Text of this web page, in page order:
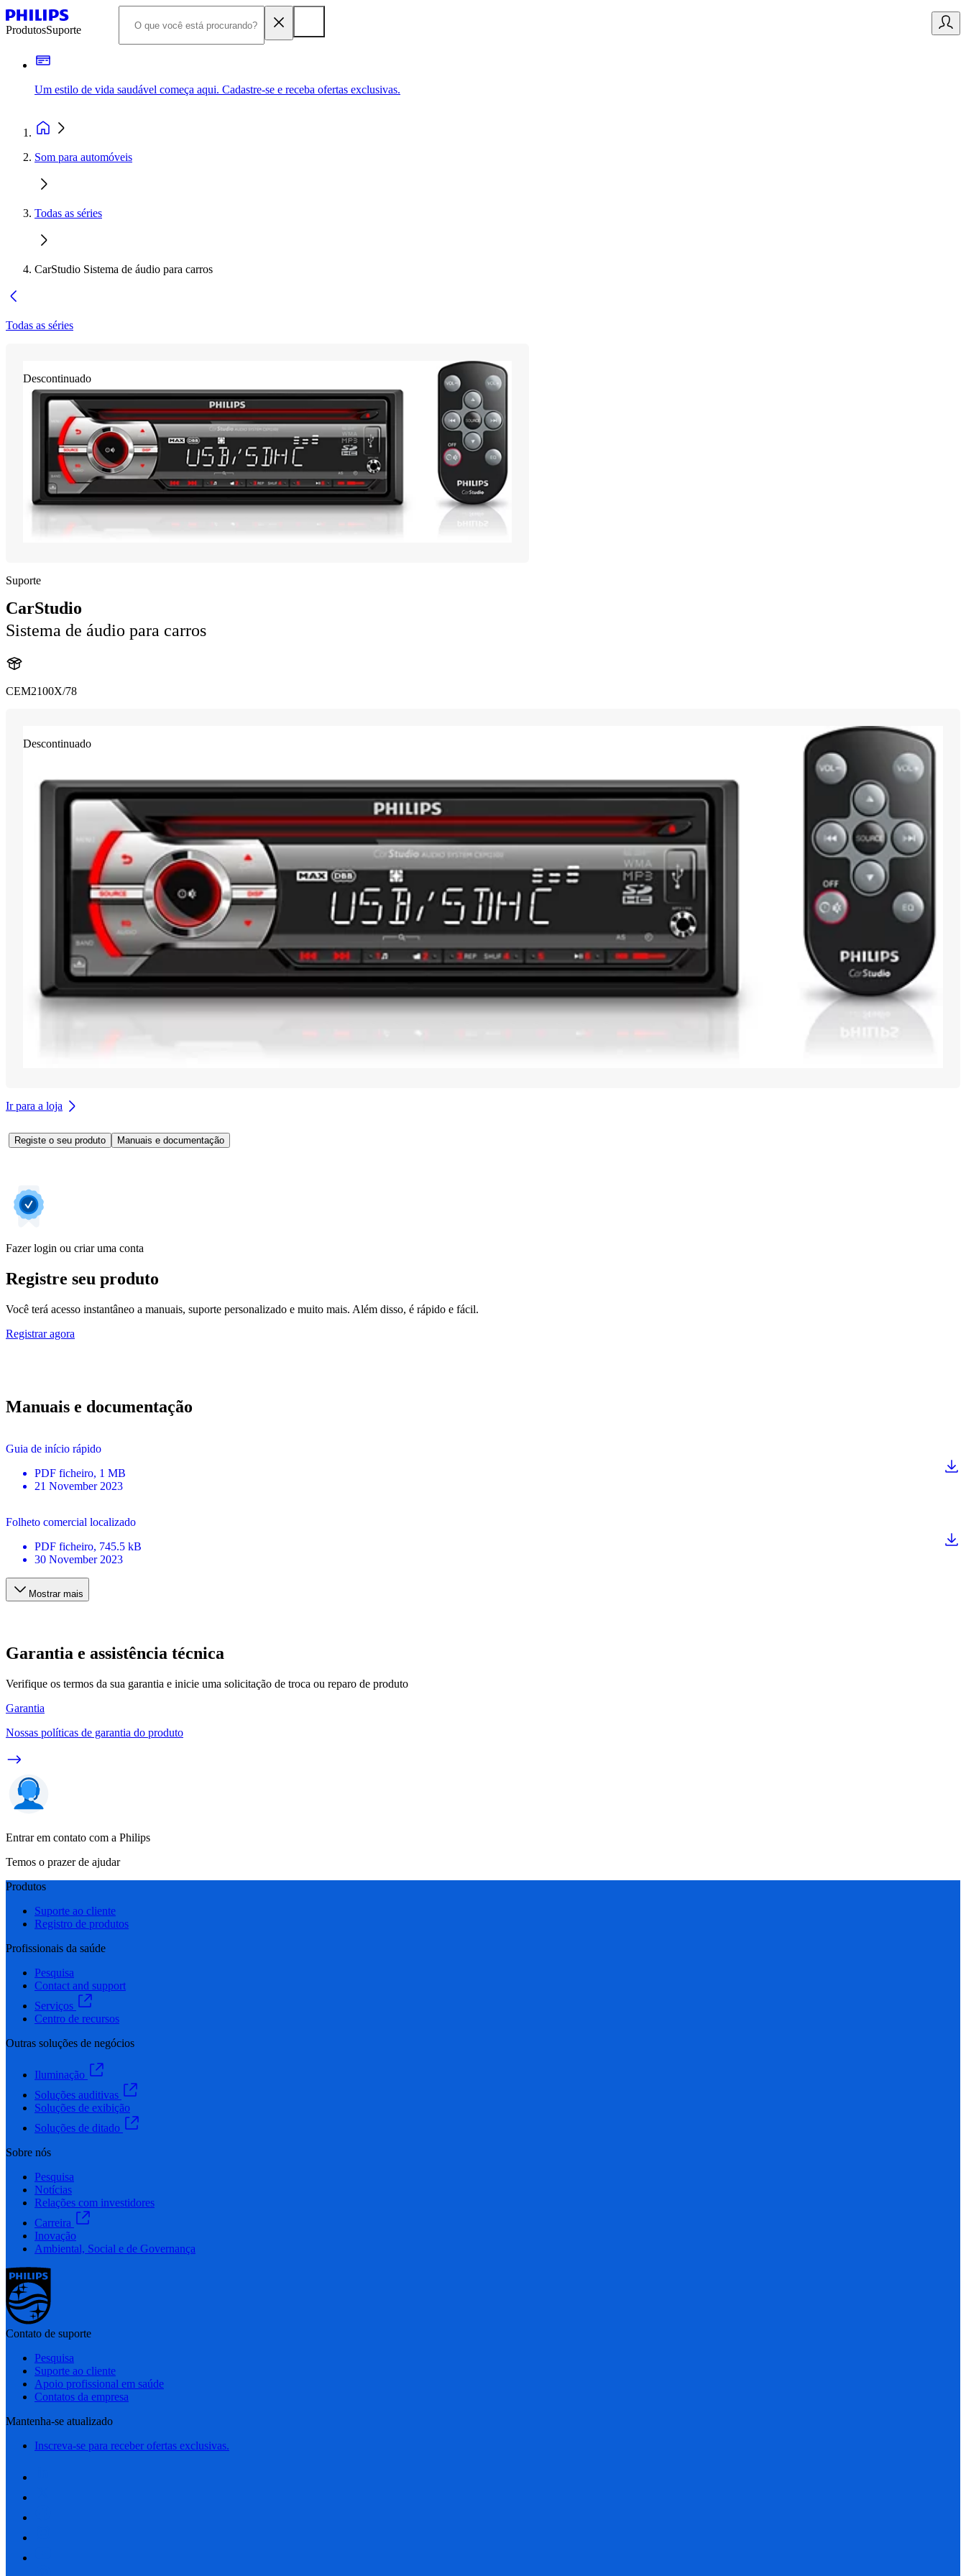
ProdutosSuporte
Um estilo de vida saudável começa aqui. Cadastre-se e receba ofertas exclusivas.
Som para automóveis
Todas as séries
CarStudio Sistema de áudio para carros
Todas as séries
Descontinuado
Suporte
CarStudio
Sistema de áudio para carros
CEM2100X/78
Descontinuado
Ir para a loja
Registe o seu produto Manuais e documentação
Fazer login ou criar uma conta
Registre seu produto
Você terá acesso instantâneo a manuais, suporte personalizado e muito mais. Além disso, é rápido e fácil.
Registrar agora
Manuais e documentação
Guia de início rápido
PDF ficheiro, 1 MB
21 November 2023
Folheto comercial localizado
PDF ficheiro, 745.5 kB
30 November 2023
Mostrar mais
Garantia e assistência técnica
Verifique os termos da sua garantia e inicie uma solicitação de troca ou reparo de produto
Garantia
Nossas políticas de garantia do produto
Entrar em contato com a Philips
Temos o prazer de ajudar
Produtos
Suporte ao cliente
Registro de produtos
Profissionais da saúde
Pesquisa
Contact and support
Serviços
Centro de recursos
Outras soluções de negócios
Iluminação
Soluções auditivas
Soluções de exibição
Soluções de ditado
Sobre nós
Pesquisa
Notícias
Relações com investidores
Carreira
Inovação
Ambiental, Social e de Governança
Contato de suporte
Pesquisa
Suporte ao cliente
Apoio profissional em saúde
Contatos da empresa
Mantenha-se atualizado
Inscreva-se para receber ofertas exclusivas.